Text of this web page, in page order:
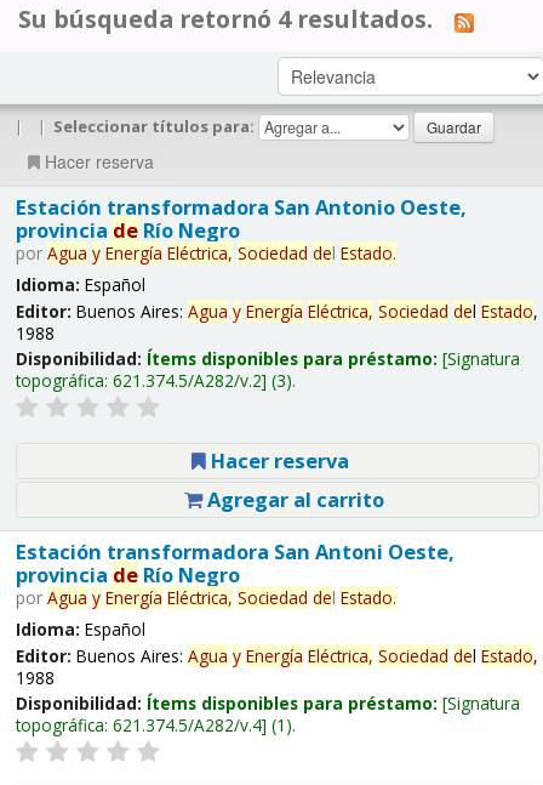
Su búsqueda retornó 4 resultados.
| | Seleccionar títulos para:
Hacer reserva
Estación transformadora San Antonio Oeste,
provincia deRío Negro
por Agua y Energía Eléctrica, Sociedad del Estado.
Idioma: Español
Editor: Buenos Aires: Agua y Energía Eléctrica, Sociedad del Estado,
1988
Disponibilidad: Ítems disponibles para préstamo: Signatura
topográfica: 621.374.5/A282/v.2 (3).
Hacer reserva
Agregar al carrito
Estación transformadora San Antoni Oeste,
provincia deRío Negro
por Agua y Energía Eléctrica, Sociedad del Estado.
Idioma: Español
Editor: Buenos Aires: Agua y Energía Eléctrica, Sociedad del Estado,
1988
Disponibilidad: Ítems disponibles para préstamo: Signatura
topográfica: 621.374.5/A282/v.4 (1).